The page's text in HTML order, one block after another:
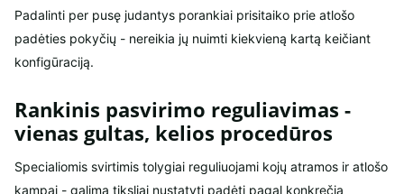
Padalinti per pusę judantys porankiai prisitaiko prie atlošo
padėties pokyčių - nereikia jų nuimti kiekvieną kartą keičiant
konfigūraciją.
Rankinis pasvirimo reguliavimas -
vienas gultas, kelios procedūros
Specialiomis svirtimis tolygiai reguliuojami kojų atramos ir atlošo
kampai - galima tiksliai nustatyti padėtį pagal konkrečią